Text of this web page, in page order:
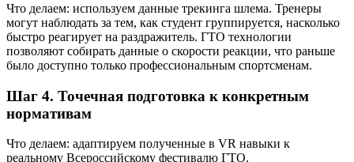
Что делаем: используем данные трекинга шлема. Тренеры
могут наблюдать за тем, как студент группируется, насколько
быстро реагирует на раздражитель. ГТО технологии
позволяют собирать данные о скорости реакции, что раньше
было доступно только профессиональным спортсменам.
Шаг 4. Точечная подготовка к конкретным
нормативам
Что делаем: адаптируем полученные в VR навыки к
реальному Всероссийскому фестивалю ГТО.